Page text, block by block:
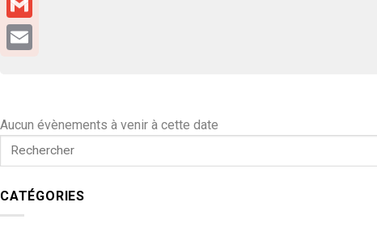
Aucun évènements à venir à cette date
CATÉGORIES
Gmail